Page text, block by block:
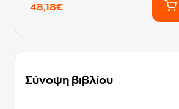
48,18€
Σύνοψη βιβλίου